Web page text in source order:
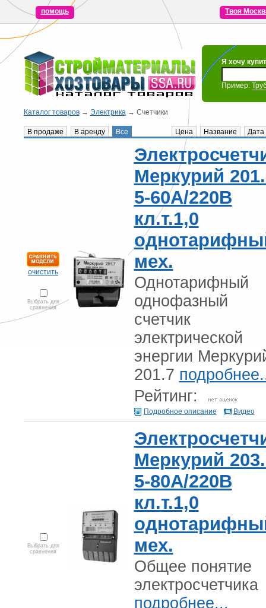
помощь Твоя
Я хочу
Пример:
Каталог товаров→ Электрика→ Счетчики
В продаже В аренду Все Цена Название Дата
очистить
Выбрать для
сравнения
Меркурий
5-60А/220В
кл.т.1,0
мех.
Однотарифный
однофазный
счетчик
электрической
энергии
201.7
Рейтинг:
Подробное описание Видео
Выбрать для
сравнения
Меркурий
5-80А/220В
кл.т.1,0
мех.
Общее понятие
электросчетчика
подробнее...